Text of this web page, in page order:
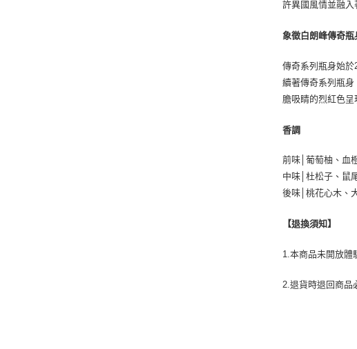
許異國風情並融
象徵白朗峰傳奇瓶
傳奇系列瓶身始
續著傳奇系列瓶
膽吸睛的烈紅色
香調
前味│葡萄柚、血
中味│杜松子、鼠
後味│桃花心木、
【退換須知】
1.本商品未開放體
2.退貨時退回商品